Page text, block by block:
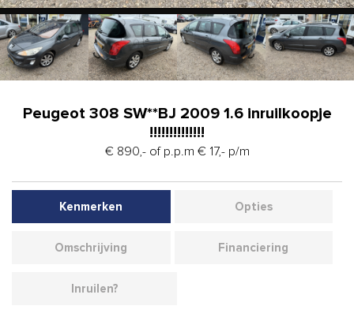
Peugeot 308 SW**BJ 2009 1.6 inruilkoopje
!!!!!!!!!!!!!!
€ 890,- of p.p.m € 17,- p/m
Kenmerken Opties
Omschrijving Financiering
Inruilen?